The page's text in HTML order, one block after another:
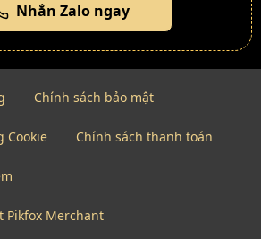
Nhắn Zalo ngay
Chính sách bảo mật
Cookie Chính sách thanh toán
Pikfox Merchant